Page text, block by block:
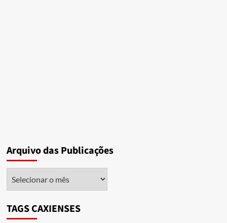
Arquivo das Publicações
TAGS CAXIENSES